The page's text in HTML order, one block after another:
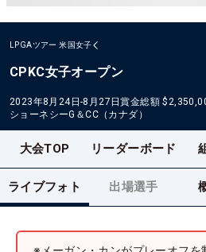
LPGAツアー 米国女子
CPKC女子オープン
2023年8月24日-8月27日賞金総額
ショーネシーG＆CC（カナダ）
大会TOP リーダーボード
ライブフォト 出場選手